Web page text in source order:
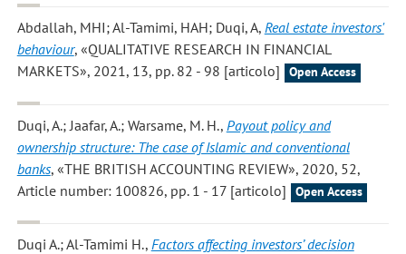
Abdallah, MHI; Al-Tamimi, HAH; Duqi, A, Real estate investors'
behaviour, «QUALITATIVE RESEARCH IN FINANCIAL
MARKETS», 2021, 13, pp. 82 - 98 [articolo]
Open Access
Duqi, A.; Jaafar, A.; Warsame, M. H., Payout policy and
ownership structure: The case of Islamic and conventional
banks, «THE BRITISH ACCOUNTING REVIEW», 2020, 52,
Article number: 100826, pp. 1 - 17 [articolo]
Open Access
Duqi A.; Al-Tamimi H., Factors affecting investors’ decision